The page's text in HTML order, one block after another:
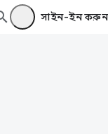
সাইন-ইন করুন